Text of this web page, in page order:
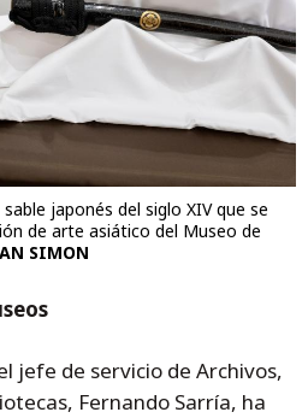
japonés del siglo XIV que se
de arte asiático del Museo de
SIMON
jefe de servicio de Archivos,
Fernando Sarría, ha